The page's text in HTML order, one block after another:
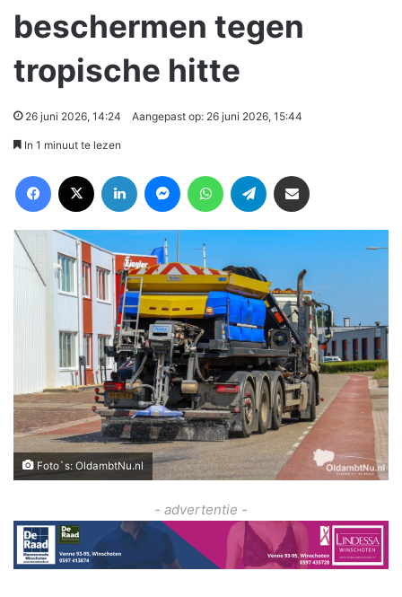
beschermen tegen
tropische hitte
26 juni 2026, 14:24 Aangepast op: 26 juni 2026, 15:44
In 1 minuut te lezen
Foto`s: OldambtNu.nl
- advertentie -